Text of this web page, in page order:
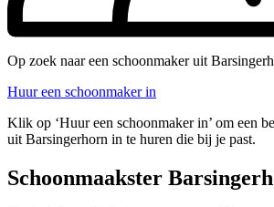
Op zoek naar een schoonmaker uit
Huur een schoonmaker in
Klik op ‘Huur een schoonmaker in’ om een
uit Barsingerhorn in te huren die bij je past.
Schoonmaakster